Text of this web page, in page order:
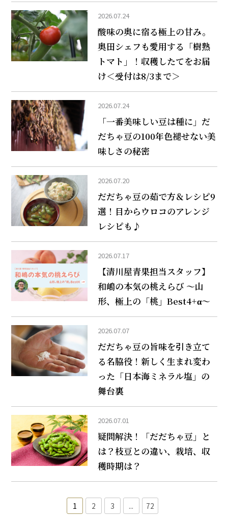
2026.07.24
酸味の奥に宿る極上の甘み。
奥田シェフも愛用する「樹熟
トマト」！収穫したてをお届
け＜受付は8/3まで＞
2026.07.24
「一番美味しい豆は種に」だ
だちゃ豆の100年色褪せない美
味しさの秘密
2026.07.20
だだちゃ豆の茹で方＆レシピ9
選！目からウロコのアレンジ
レシピも♪
2026.07.17
【清川屋青果担当スタッフ】
和嶋の本気の桃えらび ～山
形、極上の「桃」Best4+α～
2026.07.07
だだちゃ豆の旨味を引き立て
る名脇役！新しく生まれ変わ
った「日本海ミネラル塩」の
舞台裏
2026.07.01
疑問解決！「だだちゃ豆」と
は？枝豆との違い、栽培、収
穫時期は？
1 2 3 ... 72